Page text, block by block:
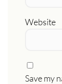
Website
Save my